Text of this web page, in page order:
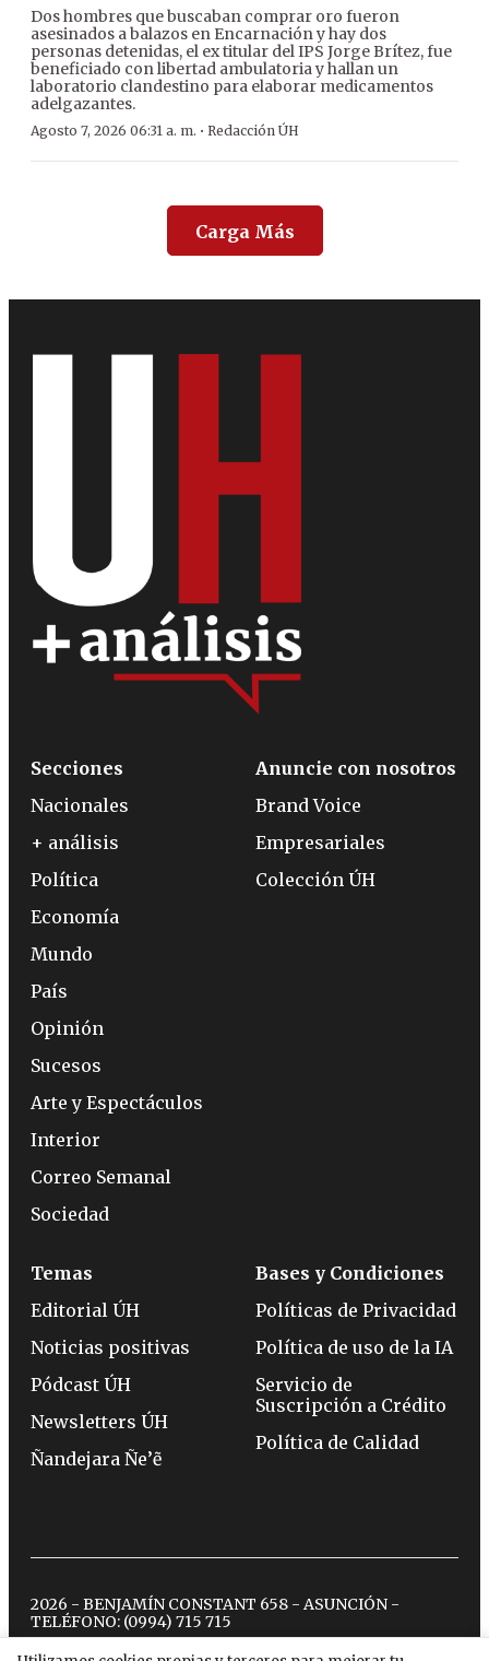
Dos hombres que buscaban comprar oro fueron
asesinados a balazos en Encarnación y hay dos
personas detenidas, el ex titular del IPS Jorge Brítez, fue
beneficiado con libertad ambulatoria y hallan un
laboratorio clandestino para elaborar medicamentos
adelgazantes.
Agosto 7, 2026 06:31 a. m. · Redacción ÚH
Carga Más
Secciones
Nacionales
+ análisis
Política
Economía
Mundo
País
Opinión
Sucesos
Arte y Espectáculos
Interior
Correo Semanal
Sociedad
Anuncie con nosotros
Brand Voice
Empresariales
Colección ÚH
Temas
Editorial ÚH
Noticias positivas
Pódcast ÚH
Newsletters ÚH
Ñandejara Ñe’ẽ
Bases y Condiciones
Políticas de Privacidad
Política de uso de la IA
Servicio de
Suscripción a Crédito
Política de Calidad
2026 - BENJAMÍN CONSTANT 658 - ASUNCIÓN -
TELÉFONO: (0994) 715 715